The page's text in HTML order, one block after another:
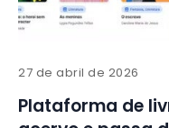
27 de abril de 2026
Plataforma de